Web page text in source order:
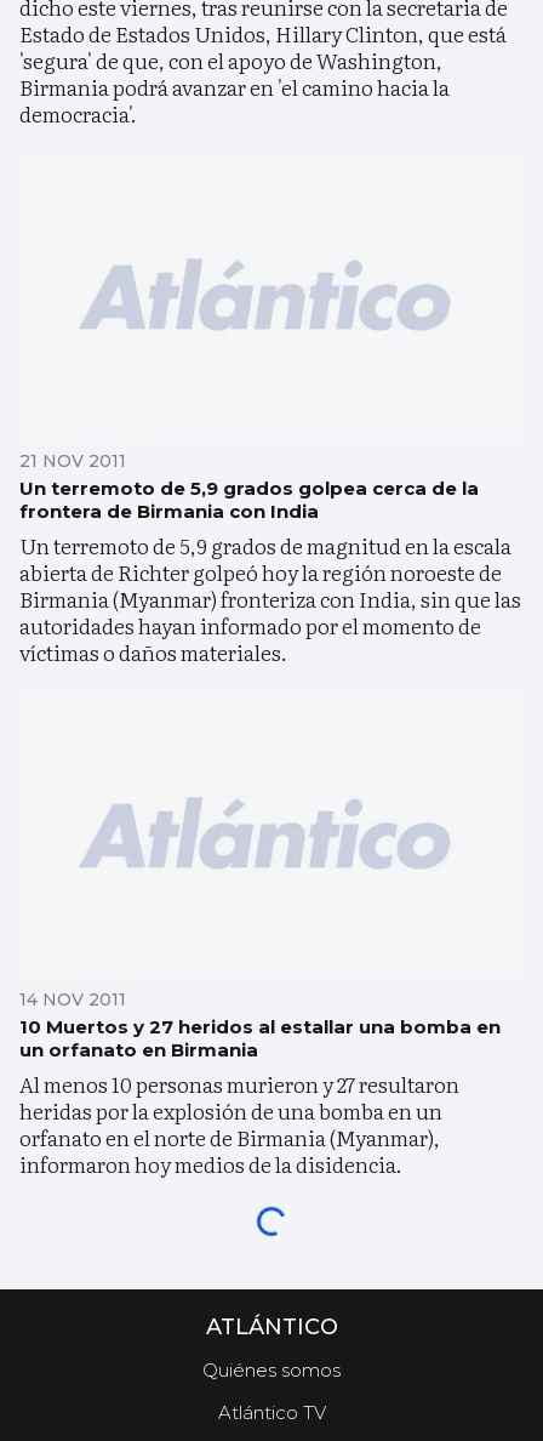
dicho este viernes, tras reunirse con la secretaria de
Estado de Estados Unidos, Hillary Clinton, que está
'segura' de que, con el apoyo de Washington,
Birmania podrá avanzar en 'el camino hacia la
democracia'.
21 NOV 2011
Un terremoto de 5,9 grados golpea cerca de la
frontera de Birmania con India
Un terremoto de 5,9 grados de magnitud en la escala
abierta de Richter golpeó hoy la región noroeste de
Birmania (Myanmar) fronteriza con India, sin que las
autoridades hayan informado por el momento de
víctimas o daños materiales.
14 NOV 2011
10 Muertos y 27 heridos al estallar una bomba en
un orfanato en Birmania
Al menos 10 personas murieron y 27 resultaron
heridas por la explosión de una bomba en un
orfanato en el norte de Birmania (Myanmar),
informaron hoy medios de la disidencia.
ATLÁNTICO
Quiénes somos
Atlántico TV